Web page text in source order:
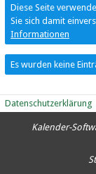
Diese Seite
Sie sich damit
Informationen
Es wurden keine
Datenschutzerklärung
Kalender-